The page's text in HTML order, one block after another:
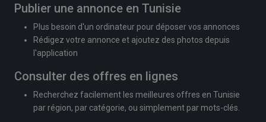
Publier une annonce en Tunisie
Plus besoin d'un ordinateur pour déposer vos annonces
Rédigez votre annonce et ajoutez des photos depuis
l'application
Consulter des offres en lignes
Recherchez facilement les meilleures offres en Tunisie
par région, par catégorie, ou simplement par mots-clés.